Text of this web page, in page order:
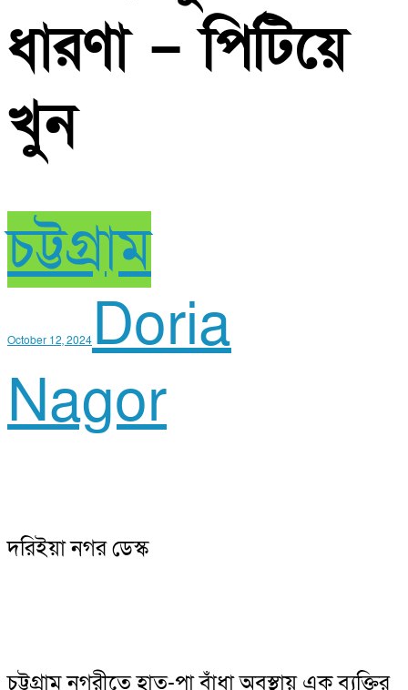
ধারণা – পিটিয়ে
খুন
চট্টগ্রাম
October 12, 2024Doria
Nagor
দরিইয়া নগর ডেস্ক
চট্টগ্রাম নগরীতে হাত-পা বাঁধা অবস্থায় এক ব্যক্তির